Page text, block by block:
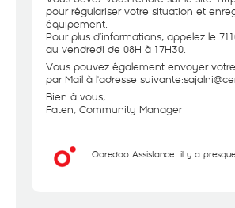
pour régulariser votre situation et
équipement.
Pour plus d’informations, appelez le
au vendredi de 08H à 17H30.
Vous pouvez également envoyer
par Mail à l'adresse
Bien à vous,
Faten, Community Manager
Ooredoo Assistance il y a